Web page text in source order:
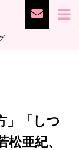
」「しつ
亜紀、